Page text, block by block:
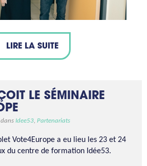
LIRE LA SUITE
LE SÉMINAIRE
Idee53, Partenariats
Vote4Europe a eu lieu les 23 et 24
du centre de formation Idée53.